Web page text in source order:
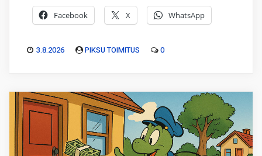
Facebook X WhatsApp
3.8.2026 PIKSU TOIMITUS 0